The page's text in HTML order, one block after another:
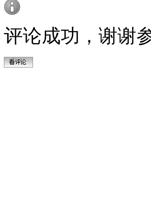
评论成功，谢谢